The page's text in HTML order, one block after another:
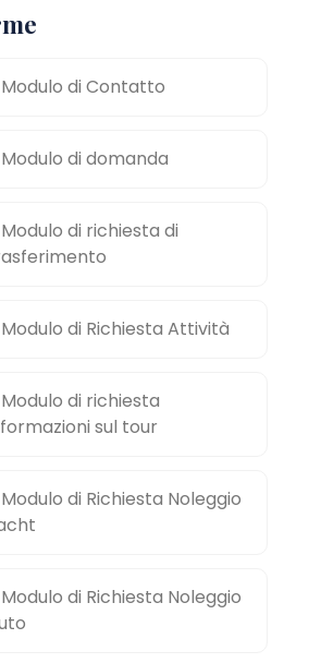
Modulo di Contatto
Modulo di domanda
Modulo di richiesta di
Modulo di Richiesta Attività
Modulo di richiesta
sul tour
Modulo di Richiesta Noleggio
Modulo di Richiesta Noleggio